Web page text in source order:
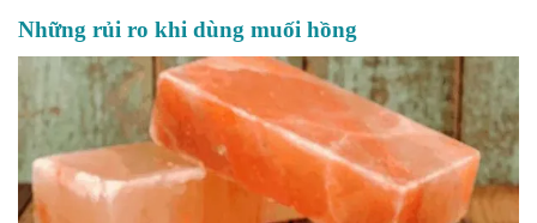
Những rủi ro khi dùng muối hồng